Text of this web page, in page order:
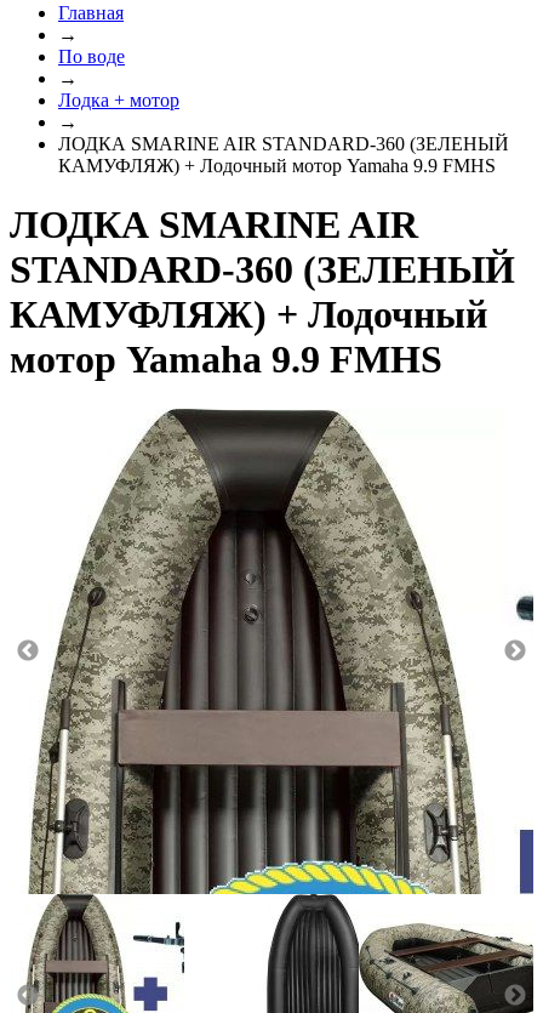
Главная
→
По воде
→
Лодка + мотор
→
ЛОДКА SMARINE AIR STANDARD-360 (ЗЕЛЕНЫЙ
КАМУФЛЯЖ) + Лодочный мотор Yamaha 9.9 FMHS
ЛОДКА SMARINE AIR
STANDARD-360 (ЗЕЛЕНЫЙ
КАМУФЛЯЖ) + Лодочный
мотор Yamaha 9.9 FMHS